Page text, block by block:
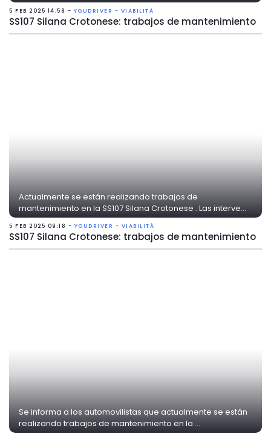
5 FEB 2025 14:58 - YOUDRIVER - VIABILITÀ
SS107 Silana Crotonese: trabajos de mantenimiento
Actualmente se están realizando trabajos de
mantenimiento en la SS107 Silana Crotonese . Las interve...
5 FEB 2025 09:18 - YOUDRIVER - VIABILITÀ
SS107 Silana Crotonese: trabajos de mantenimiento
Se informa a los automovilistas que actualmente se están
realizando trabajos de mantenimiento en la ...